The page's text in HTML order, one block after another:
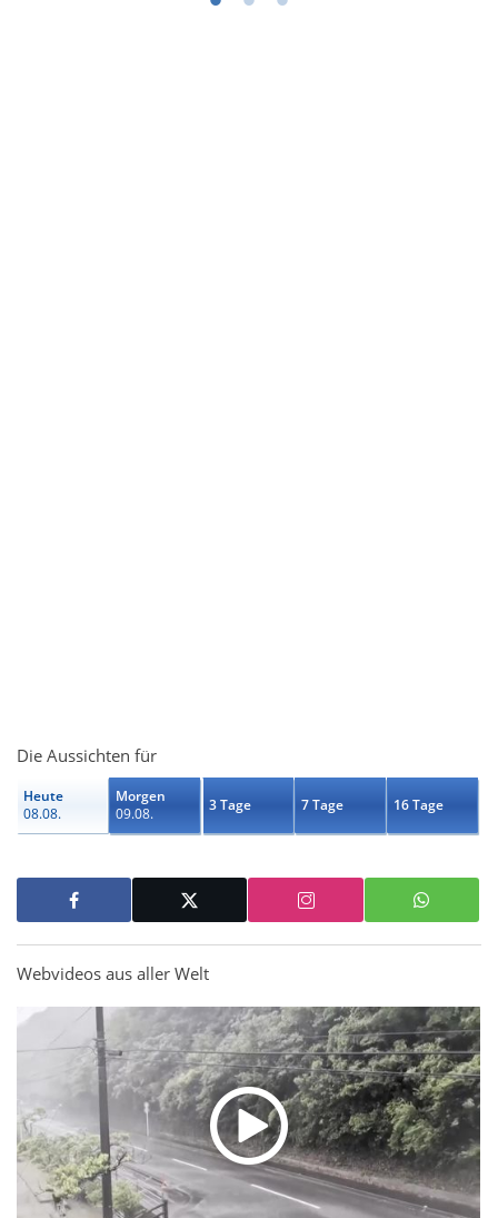
Die Aussichten für
Heute
08.08.
Morgen
09.08.
3 Tage 7 Tage 16 Tage
Webvideos aus aller Welt